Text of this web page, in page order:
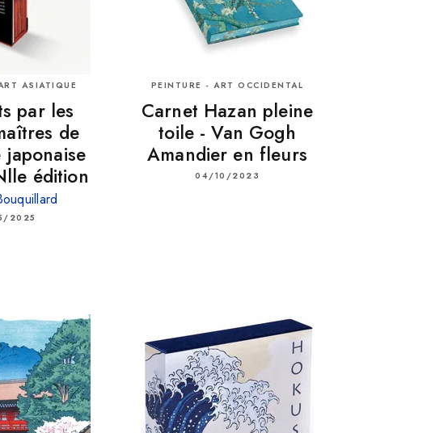
ASIATIQUE
par les
de
japonaise
édition
2025
PEINTURE - ART OCCIDENTAL
Carnet Hazan pleine
toile - Van Gogh
Amandier en fleurs
04/10/2023